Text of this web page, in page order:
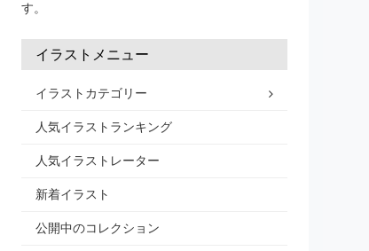
す。
イラストメニュー
イラストカテゴリー
人気イラストランキング
人気イラストレーター
新着イラスト
公開中のコレクション